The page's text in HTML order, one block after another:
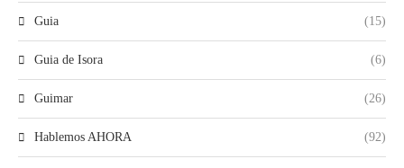
Guia (15)
Guia de Isora (6)
Guimar (26)
Hablemos AHORA (92)